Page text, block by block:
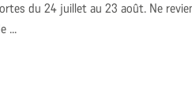
du 24 juillet au 23 août. Ne
...